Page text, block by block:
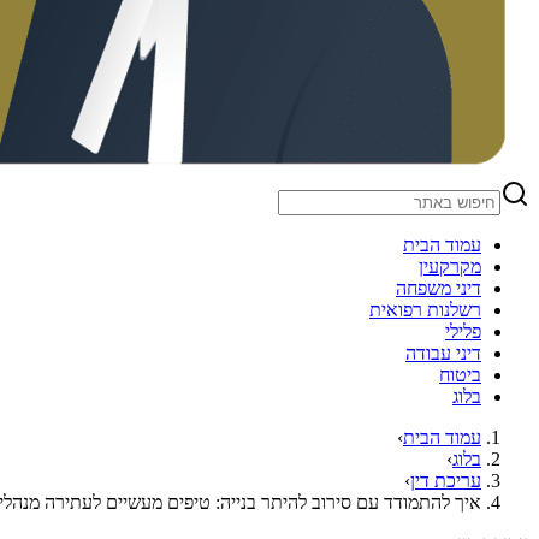
עמוד הבית
מקרקעין
דיני משפחה
רשלנות רפואית
פלילי
דיני עבודה
ביטוח
בלוג
עמוד הבית›
בלוג›
עריכת דין›
איך להתמודד עם סירוב להיתר בנייה: טיפים מעשיים לעתירה